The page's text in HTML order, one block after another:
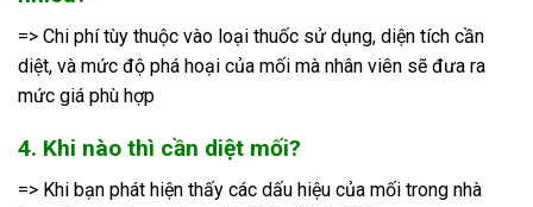
=> Chi phí tùy thuộc vào loại thuốc sử dụng, diện tích cần
diệt, và mức độ phá hoại của mối mà nhân viên sẽ đưa ra
mức giá phù hợp
4. Khi nào thì cần diệt mối?
=> Khi bạn phát hiện thấy các dấu hiệu của mối trong nhà